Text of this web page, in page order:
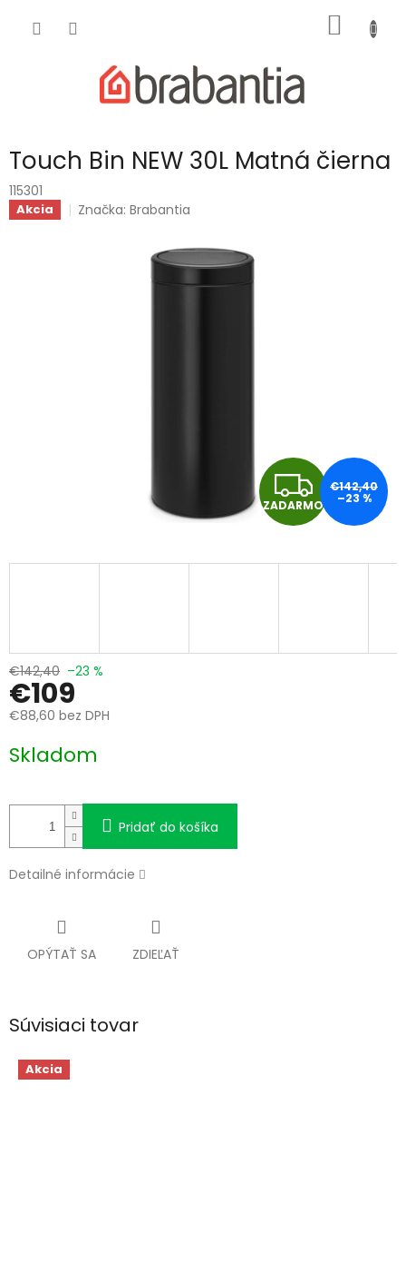
KOŠÍK
Touch Bin NEW 30L Matná čierna
115301
Akcia Značka:Brabantia
Z
A
D
ZADARMO
€142,40
–23 %
€142,40 –23 %
€109
€88,60 bez DPH
cena:
Skladom
Pridať do košíka
Detailné informácie
OPÝTAŤ SA ZDIEĽAŤ
Súvisiaci tovar
Akcia